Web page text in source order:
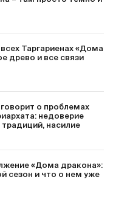
Таргариенах «Дома
древо и все связи
о проблемах
недоверие
насилие
«Дома дракона»:
сезон и что о нем уже